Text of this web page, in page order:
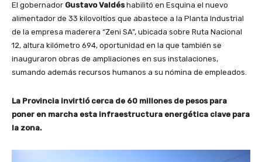
El gobernador Gustavo Valdéshabilitó en Esquina el nuevo
alimentador de 33 kilovoltios que abastece a la Planta Industrial
de la empresa maderera “Zeni SA”, ubicada sobre Ruta Nacional
12, altura kilómetro 694, oportunidad en la que también se
inauguraron obras de ampliaciones en sus instalaciones,
sumando además recursos humanos a su nómina de empleados.
La Provincia invirtió cerca de 60 millones de pesos para
poner en marcha esta infraestructura energética clave para
la zona.